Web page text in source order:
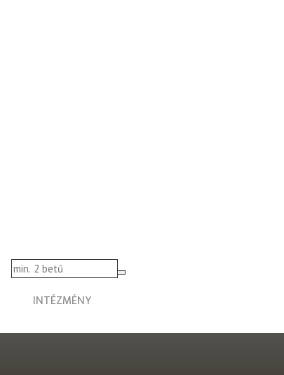
INTÉZMÉNY